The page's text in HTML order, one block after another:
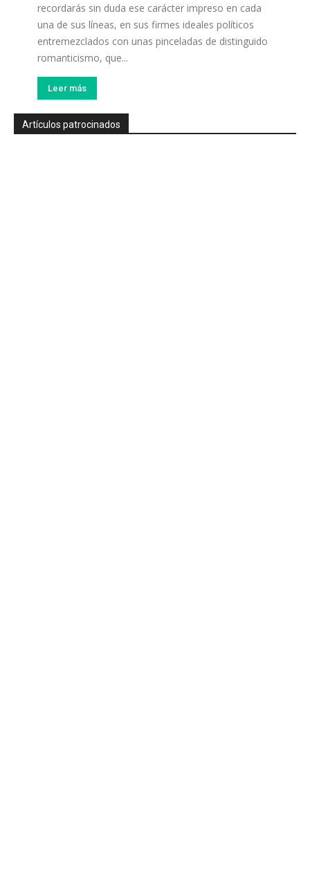
recordarás sin duda ese carácter impreso en cada
una de sus líneas, en sus firmes ideales políticos
entremezclados con unas pinceladas de distinguido
romanticismo, que...
Leer más
Artículos patrocinados